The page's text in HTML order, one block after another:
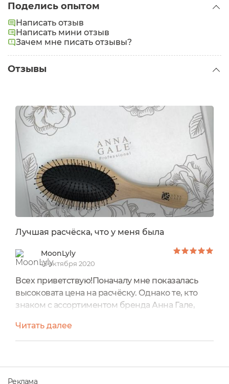
Поделись опытом
Написать отзыв
Написать мини отзыв
Зачем мне писать отзывы?
Отзывы
Лучшая расчёска, что у меня была
MoonLyly
15 октября 2020
Всех приветствую!Поначалу мне показалась
высоковата цена на расчёску. Однако те, кто
знаком с ассортиментом бренда Анна Гале,
товар. А если говорить откровенно, это самое
бюджетное по цене, что есть в каталоге товаров
Россия.Оправдана ли стоимость?- "ДА!" - говорю
я спустя практически 2 месяца ежедневного
Читать далее
Реклама